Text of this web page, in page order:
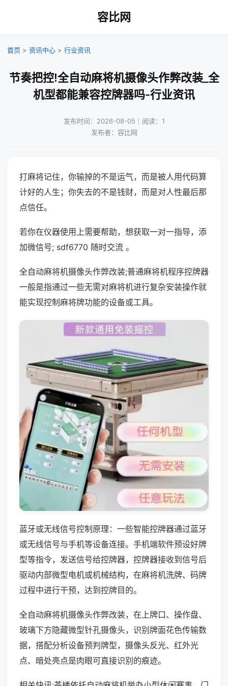
容比网
首页 > 资讯中心 > 行业资讯
节奏把控!全自动麻将机摄像头作弊改装_全
机型都能兼容控牌器吗-行业资讯
发布时间：2026-08-05｜阅读：1
发布者：容比网
打麻将记住，你输掉的不是运气，而是被人用代码算
计好的人生；你失去的不是钱财，而是对人性最后那
点信任。
若你在仪器使用上需要帮助，想获取一对一指导，添
加微信号; sdf6770 随时交流 。
全自动麻将机摄像头作弊改装;普通麻将机程序控牌器
一般是指通过一些无需对麻将机进行复杂安装操作就
能实现控制麻将牌功能的设备或工具。
蓝牙或无线信号控制原理：一些智能控牌器通过蓝牙
或无线信号与手机等设备连接。手机端软件预设好牌
型等指令，发送信号给控牌器，控牌器接收到信号后
驱动内部微型电机或机械结构，在麻将机洗牌、码牌
过程中进行干预，达到控牌目的。
全自动麻将机摄像头作弊改装，在上牌口、操作盘、
玻璃下方隐藏微型针孔摄像头，识别牌面花色传输数
据，搭配分析设备预判牌型，摄像头反光、红外光
点、暗处亮点是肉眼可直接识别的痕迹。